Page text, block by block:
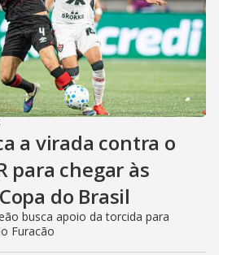
a virada contra o
para chegar às
do Brasil
busca apoio da torcida para
Furacão